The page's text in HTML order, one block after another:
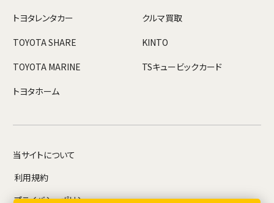
トヨタレンタカー
クルマ買取
TOYOTA SHARE
KINTO
TOYOTA MARINE
TSキュービックカード
トヨタホーム
当サイトについて
利用規約
プライバシーポリシー